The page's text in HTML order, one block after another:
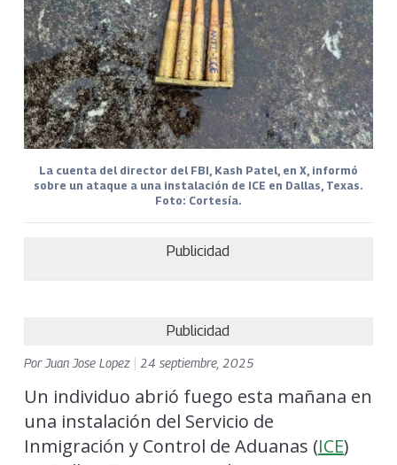
La cuenta del director del FBI, Kash Patel, en X, informó
sobre un ataque a una instalación de ICE en Dallas, Texas.
Foto: Cortesía.
Publicidad
Publicidad
Por Juan Jose Lopez 24 septiembre, 2025
Un individuo abrió fuego esta mañana en
una instalación del Servicio de
Inmigración y Control de Aduanas (ICE)